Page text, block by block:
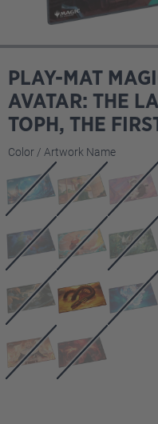
PLAY-MAT
AVATAR: THE
TOPH, THE
Seleccione
Color / Artwork Name